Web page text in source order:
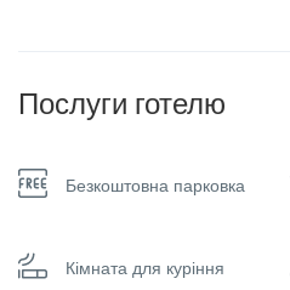
Послуги готелю
Безкоштовна парковка
Кімната для куріння